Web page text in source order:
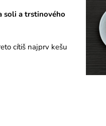
soli a trstinového
cítiš najprv kešu